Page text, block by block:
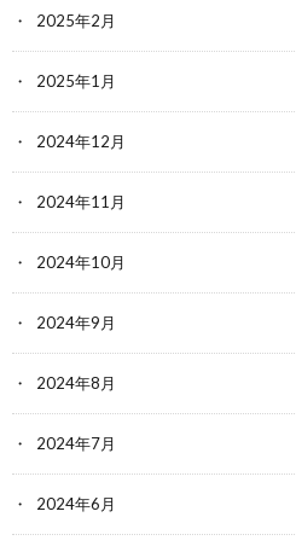
2025年2月
2025年1月
2024年12月
2024年11月
2024年10月
2024年9月
2024年8月
2024年7月
2024年6月